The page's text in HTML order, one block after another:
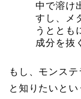
中で溶け
すし、メ
うととも
成分を抜
もし、モンス
と知りたいと